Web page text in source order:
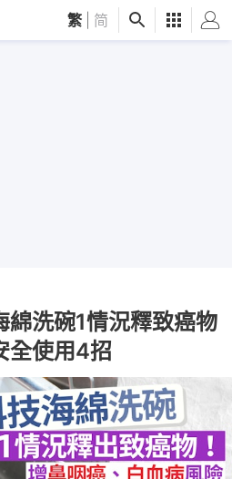
繁 简
綿洗碗1情況釋致癌物
全使用4招